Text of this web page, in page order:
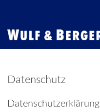
GmbH
Datenschutz
Datenschutzerklärung